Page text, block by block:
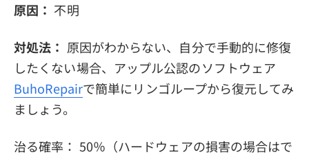
原因： 不明
対処法： 原因がわからない、自分で手動的に修復
したくない場合、アップル公認のソフトウェア
BuhoRepairで簡単にリンゴループから復元してみ
ましょう。
治る確率： 50％（ハードウェアの損害の場合はで